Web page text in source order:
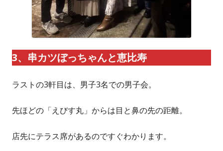
3、 串カツぼっちゃんと恵比寿
ラストの3軒目は、男子3名での男子会。
先ほどの「えびす丸」からは目と鼻の先の距離。
店先にテラス席があるのですぐわかります。